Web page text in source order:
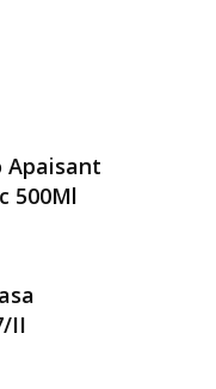
Apaisant
500Ml
II